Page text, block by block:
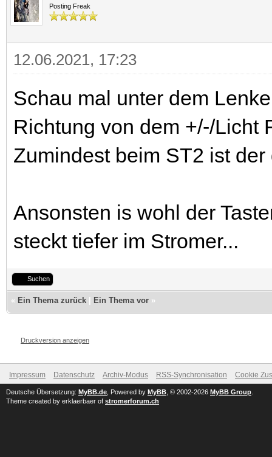
Posting Freak
12.06.2021, 17:23
Schau mal unter dem
Richtung von dem +/-/Licht
Zumindest beim ST2 ist
Ansonsten is wohl der
steckt tiefer im Stromer...
Suchen
« Ein Thema zurück Ein Thema vor »
Druckversion anzeigen
Impressum Datenschutz Archiv-Modus RSS-Synchronisation Cookie
Deutsche Übersetzung: MyBB.de , Powered by MyBB , © 2002-2026 MyBB Group
Theme created by erklaerbaer of stromerforum.ch